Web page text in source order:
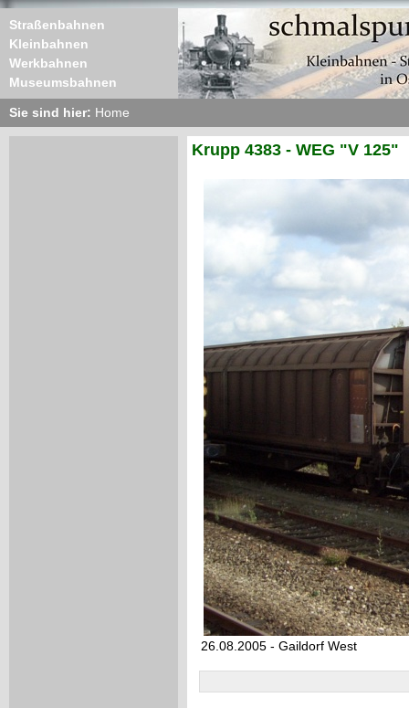
Straßenbahnen
Kleinbahnen
Werkbahnen
Museumsbahnen
Sie sind hier: Home
Krupp 4383 - WEG "V 125"
26.08.2005 - Gaildorf West